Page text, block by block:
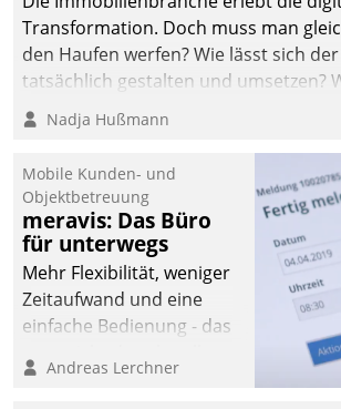
Transformation. Doch muss man
den Haufen werfen? Wie lässt sich
tatsächlich gestalten und umsetzen?
Argumente zählen wirklich?
Nadja Hußmann
Mobile Kunden- und
Objektbetreuung
meravis: Das Büro
für unterwegs
Mehr Flexibilität, weniger
Zeitaufwand und eine
einfache Bedienung - das
Cockpit für mobile
Andreas Lerchner